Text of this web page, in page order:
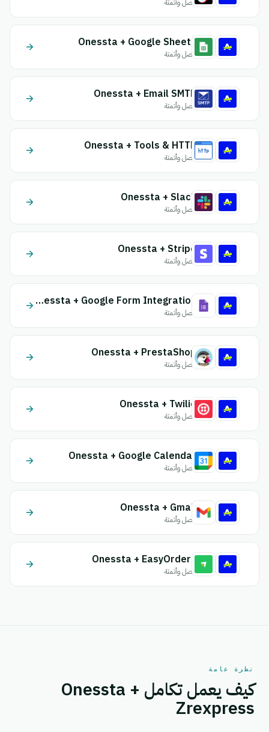
اتصل وأتمتة
Onessta + Google Sheets
اتصل وأتمتة
Onessta + Email SMTP
اتصل وأتمتة
Onessta + Tools & HTTP
اتصل وأتمتة
Onessta + Slack
اتصل وأتمتة
Onessta + Stripe
اتصل وأتمتة
Onessta + Google Form Integration
اتصل وأتمتة
Onessta + PrestaShop
اتصل وأتمتة
Onessta + Twilio
اتصل وأتمتة
Onessta + Google Calendar
اتصل وأتمتة
Onessta + Gmail
اتصل وأتمتة
Onessta + EasyOrders
اتصل وأتمتة
نظرة عامة
كيف يعمل تكامل Onessta +
Zrexpress